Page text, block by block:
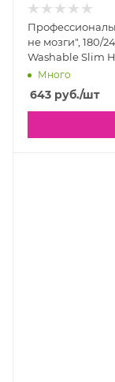
не мозги", 180/
Washable Slim
Много
643 руб./шт